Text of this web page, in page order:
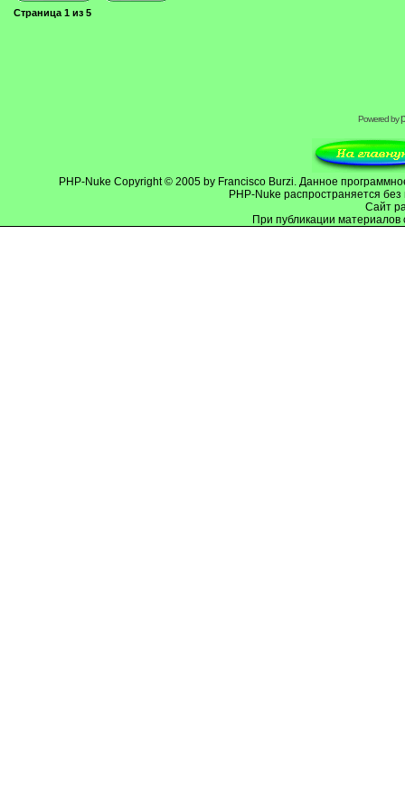
Страница 1 из 5
Powered by
PHP-Nuke Copyright © 2005 by Francisco Burzi. Данное
PHP-Nuke распространяется
Cайт
При публикации